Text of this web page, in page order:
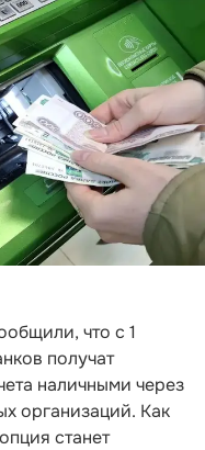
что с 1
получат
наличными через
организаций. Как
станет